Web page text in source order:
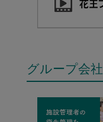
グループ会社